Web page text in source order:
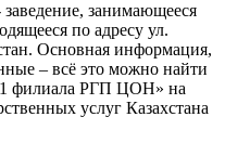
занимающееся
по адресу ул.
Основная информация,
– всё это можно найти
филиала РГП ЦОН» на
услуг Казахстана